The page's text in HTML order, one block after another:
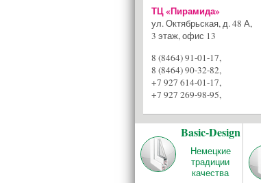
ТЦ «Пирамида»
ул. Октябрьская, д. 48 А,
3 этаж, офис 13
8 (8464) 91-01-17,
8 (8464) 90-32-82,
+7 927 614-01-17,
+7 927 269-98-95,
Basic-Design
Немецкие
традиции
качества